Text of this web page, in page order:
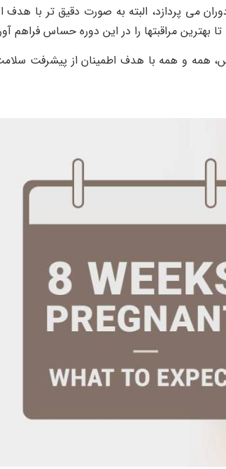
می پردازد، البته به صورت دقیق تر با هدف
مراقبتها را در این دوره حساس فراهم
همه و همه با هدف اطمینان از پیشرفت